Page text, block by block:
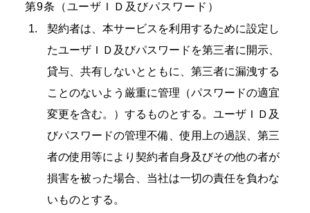
第9条（ユーザＩＤ及びパスワード）
契約者は、本サービスを利用するために設定し
たユーザＩＤ及びパスワードを第三者に開示、
貸与、共有しないとともに、第三者に漏洩する
ことのないよう厳重に管理（パスワードの適宜
変更を含む。）するものとする。ユーザＩＤ及
びパスワードの管理不備、使用上の過誤、第三
者の使用等により契約者自身及びその他の者が
損害を被った場合、当社は一切の責任を負わな
いものとする。